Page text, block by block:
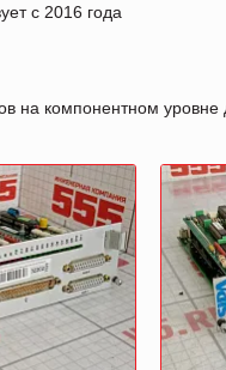
с 2016 года
на компонентном